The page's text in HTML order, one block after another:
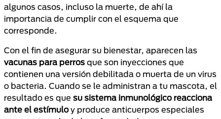
algunos casos, incluso la muerte, de ahí la
importancia de cumplir con el esquema que
corresponde.
Con el fin de asegurar su bienestar, aparecen las
vacunas para perros que son inyecciones que
contienen una versión debilitada o muerta de un virus
o bacteria. Cuando se le administran a tu mascota, el
resultado es que su sistema inmunológico reacciona
ante el estímuloy produce anticuerpos especiales